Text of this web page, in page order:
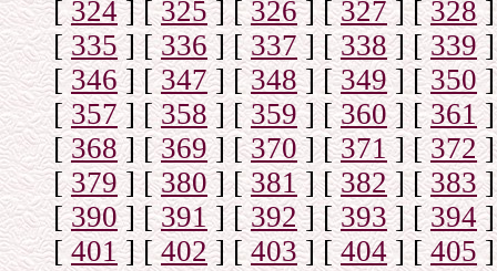
[324] [325] [326] [327] [328]
[335] [336] [337] [338] [339]
[346] [347] [348] [349] [ 350]
[357] [358] [359] [360] [361]
[368] [369] [370] [371] [372]
[379] [380] [381] [382] [383]
[390] [391] [392] [393] [394]
[401] [402] [403] [404] [405]